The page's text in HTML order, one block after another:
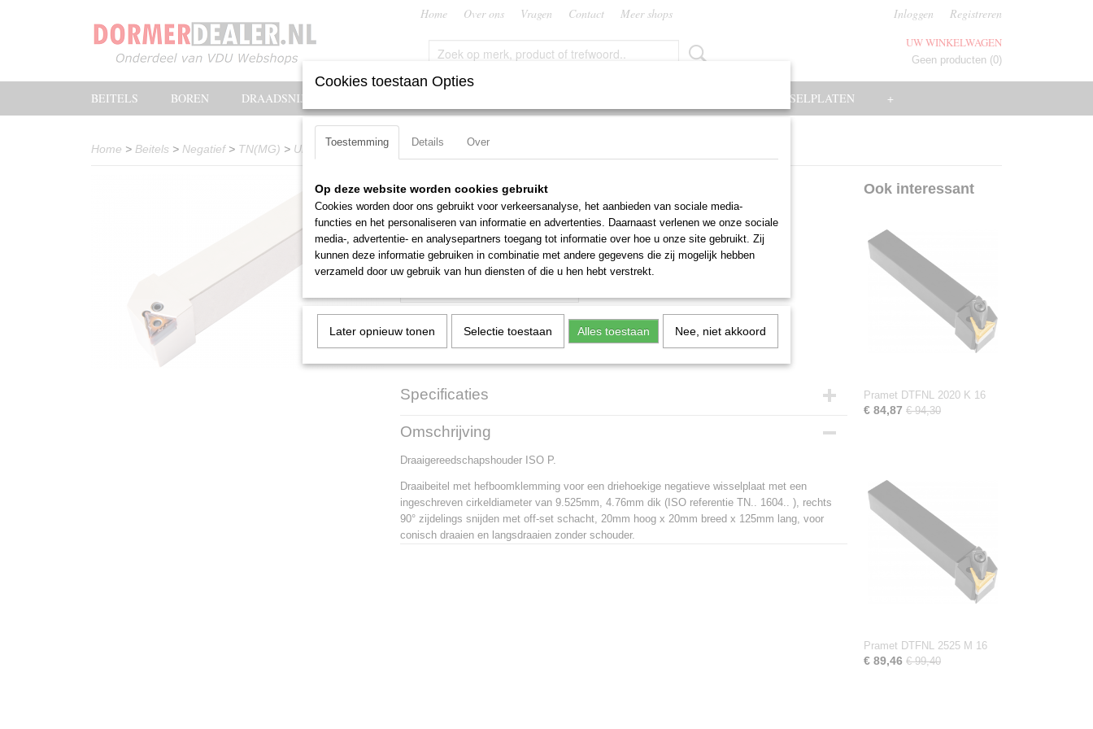
Home Over ons Vragen Contact Meer shops Inloggen Registreren
UW WINKELWAGEN
Geen producten (0)
BEITELS BOREN DRAADSNIJOLIE WISSELPLATEN +
Home > Beitels > Negatief> TN(MG) > Uitwendig>Pramet PTGNR 2020 K 16
Pramet PTGNR 2020 K 16
€ 91,10 € 81,99
Aantal
Specificaties
Productcode
EAN code
Productcode leverancier
Omschrijving
Draaigereedschapshouder ISO P.
Draaibeitel met hefboomklemming voor een driehoekige negatieve wisselplaat met een
ingeschreven cirkeldiameter van 9.525mm, 4.76mm dik (ISO referentie TN.. 1604.. ), rechts
90° zijdelings snijden met off-set schacht, 20mm hoog x 20mm breed x 125mm lang, voor
conisch draaien en langsdraaien zonder schouder.
Ook interessant
Pramet DTFNL 2020 K 16
€ 84,87 € 94,30
Pramet DTFNL 2525 M 16
€ 89,46 € 99,40
Cookies toestaan Opties
Toestemming Details Over
Op deze website worden cookies gebruikt
Cookies worden door ons gebruikt voor verkeersanalyse, het aanbieden van sociale media-
functies en het personaliseren van informatie en advertenties. Daarnaast verlenen we onze sociale
media-, advertentie- en analysepartners toegang tot informatie over hoe u onze site gebruikt. Zij
kunnen deze informatie gebruiken in combinatie met andere gegevens die zij mogelijk hebben
verzameld door uw gebruik van hun diensten of die u hen hebt verstrekt.
Later opnieuw tonen Selectie toestaan Alles toestaan Nee, niet akkoord